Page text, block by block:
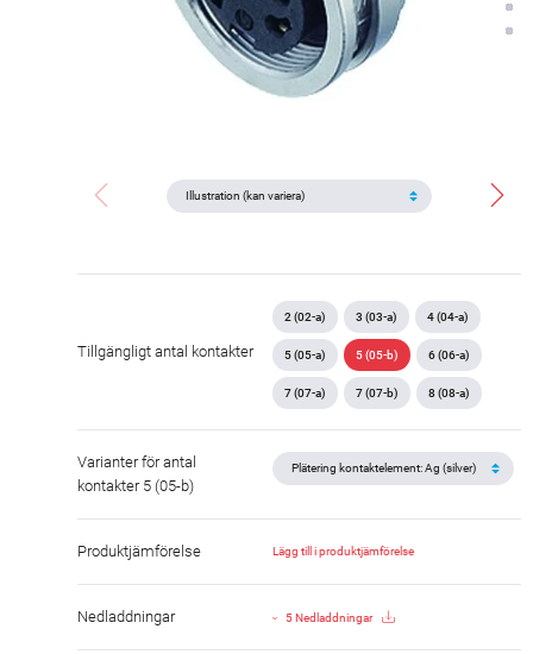
Tillgängligt antal kontakter
2 (02-a) 3 (03-a) 4 (04-a)
5 (05-a) 5 (05-b) 6 (06-a)
7 (07-a) 7 (07-b) 8 (08-a)
Varianter för antal
kontakter 5 (05-b)
Produktjämförelse Lägg till i produktjämförelse
Nedladdningar 5 Nedladdningar